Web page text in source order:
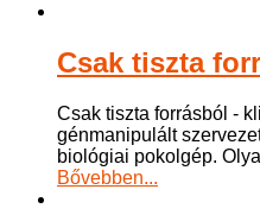
Csak tiszta
Csak tiszta forrásból -
génmanipulált
biológiai pokolgép.
Bővebben...